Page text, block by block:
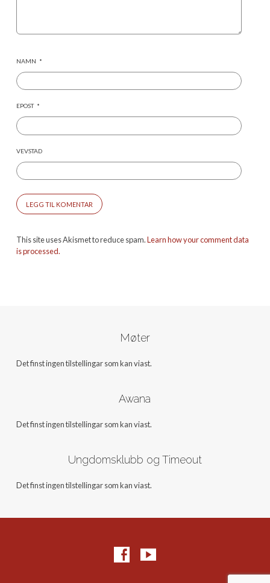
NAMN *
EPOST *
VEVSTAD
This site uses Akismet to reduce spam.Learn how your comment data
is processed.
Møter
Det finst ingen tilstellingar som kan viast.
Awana
Det finst ingen tilstellingar som kan viast.
Ungdomsklubb og Timeout
Det finst ingen tilstellingar som kan viast.